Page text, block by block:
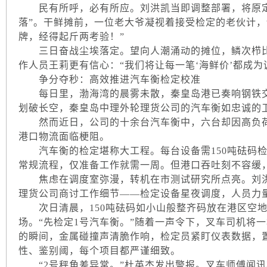
民有所呼，必有所应。刘洪凯当即调整部署，将原
落”。干鲜摊前，一位老大爷凝视着接受检定的老伙计
牌，经得起斤两考验！”
三日奋战尘埃落定。望向人潮涌动的摊位，鳞次栉
作人员王莉更有信心：“我们将让每一笔‘海鲜价’都成为
争分夺秒：高效推进汽车衡检定校准
每日里，渤海湾的晨雾未散，秦皇岛港已奏响钢铁
划破长空，秦皇岛中理外轮理货公司的汽车衡如忠诚
然而近日，公司的十余台汽车衡中，六台却因高负
港口物流面临梗阻。
汽车衡的检定堪称大工程。每台设备需150吨砝码
常规流程，仅准备工作就需一周。但港口吞吐刻不容
焦虑在调度室弥漫，转机在市测试研究所点亮。刘
理货公司商讨工作细节——检定设备星夜调度，人员力
次日清晨，150吨砝码如小山般整齐码放在港区空
场。“先检定1号汽车衡。”随着一声令下，叉车司机将
的瞬间，金属碰撞声清脆作响，检定员紧盯仪表数据
性、鉴别阈，每个项目都严谨细致。
“2号秤角差异常。”杜英杰发出警报。叉车师傅闻讯